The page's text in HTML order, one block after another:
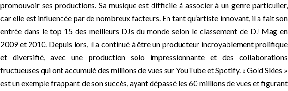
promouvoir ses productions. Sa musique est difficile à associer à un genre particulier,
car elle est influencée par de nombreux facteurs. En tant qu’artiste innovant, il a fait son
entrée dans le top 15 des meilleurs DJs du monde selon le classement de DJ Mag en
2009 et 2010. Depuis lors, il a continué à être un producteur incroyablement prolifique
et diversifié, avec une production solo impressionnante et des collaborations
fructueuses qui ont accumulé des millions de vues sur YouTube et Spotify. « Gold Skies »
est un exemple frappant de son succès, ayant dépassé les 60 millions de vues et figurant